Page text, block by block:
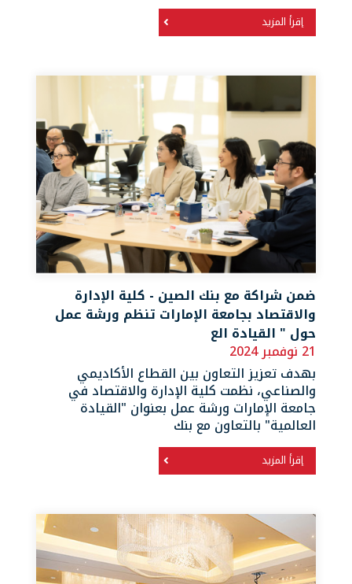
إقرأ المزيد
ضمن شراكة مع بنك الصين - كلية الإدارة
والاقتصاد بجامعة الإمارات تنظم ورشة عمل
حول " القيادة الع
21 نوفمبر 2024
بهدف تعزيز التعاون بين القطاع الأكاديمي
والصناعي، نظمت كلية الإدارة والاقتصاد في
جامعة الإمارات ورشة عمل بعنوان "القيادة
العالمية" بالتعاون مع بنك
إقرأ المزيد